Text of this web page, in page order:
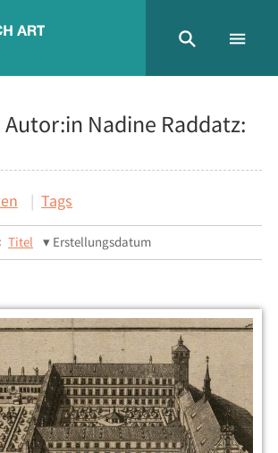
Nadine Raddatz:
Tags
Titel Erstellungsdatum